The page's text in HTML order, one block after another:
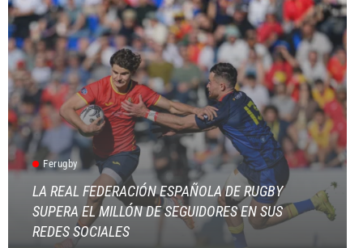
Ferugby
LA REAL FEDERACIÓN ESPAÑOLA DE RUGBY
SUPERA EL MILLÓN DE SEGUIDORES EN SUS
REDES SOCIALES